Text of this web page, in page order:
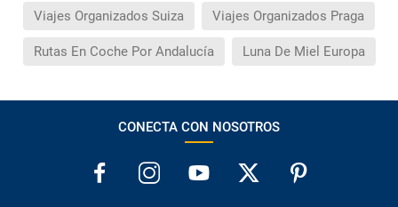
Viajes Organizados Suiza Viajes Organizados Praga
Rutas En Coche Por Andalucía Luna De Miel Europa
CONECTA CON NOSOTROS